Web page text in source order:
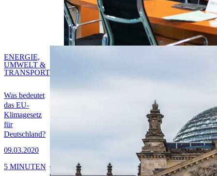
Was bedeutet
das EU-
Klimagesetz
für
Deutschland?
09.03.2020
ENERGIE,
UMWELT &
TRANSPORT
5 MINUTEN